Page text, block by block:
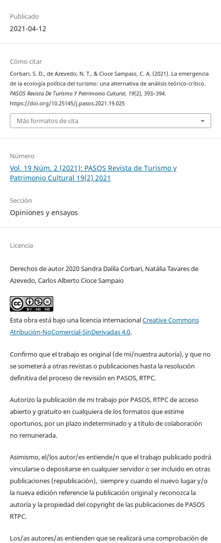
Publicado
2021-04-12
Cómo citar
Corbari, S. D., de Azevedo, N. T., & Cioce Sampaio, C. A. (2021). La emergencia
de la ecología política del turismo: una alternativa de análisis teórico-crítico.
PASOS Revista De Turismo Y Patrimonio Cultural, 19(2), 393–394.
https://doi.org/10.25145/j.pasos.2021.19.025
Más formatos de cita
Número
Vol. 19 Núm. 2 (2021): PASOS Revista de Turismo y
Patrimonio Cultural 19(2) 2021
Sección
Opiniones y ensayos
Licencia
Derechos de autor 2020 Sandra Dalila Corbari, Natália Tavares de
Azevedo, Carlos Alberto Cioce Sampaio
Esta obra está bajo una licencia internacionalCreative Commons
Atribución-NoComercial-SinDerivadas 4.0.
Confirmo que el trabajo es original (de mi/nuestra autoría), y que no
se someterá a otras revistas o publicaciones hasta la resolución
definitiva del proceso de revisión en PASOS, RTPC.
Autorizo la publicación de mi trabajo por PASOS, RTPC de acceso
abierto y gratuito en cualquiera de los formatos que estime
oportunos, por un plazo indeterminado y a título de colaboración
no remunerada.
Asimismo, el/los autor/es entiende/n que el trabajo publicado podrá
vincularse o depositarse en cualquier servidor o ser incluido en otras
publicaciones (republicación), siempre y cuando el nuevo lugar y/o
la nueva edición referencie la publicación original y reconozca la
autoría y la propiedad del copyright de las publicaciones de PASOS
RTPC.
Los/as autores/as entienden que se realizará una comprobación de